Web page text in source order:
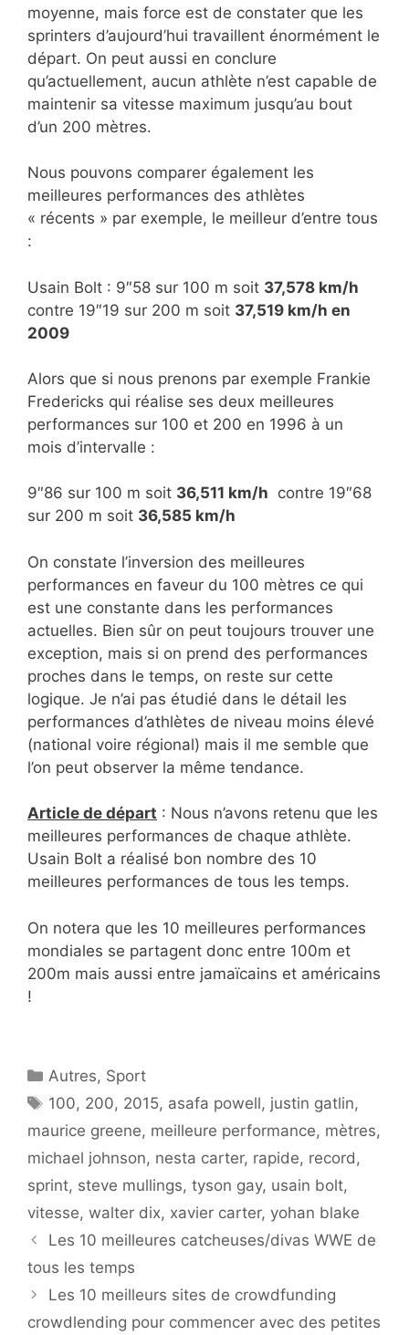
moyenne, mais force est de constater que les
sprinters d’aujourd’hui travaillent énormément le
départ. On peut aussi en conclure
qu’actuellement, aucun athlète n’est capable de
maintenir sa vitesse maximum jusqu’au bout
d’un 200 mètres.
Nous pouvons comparer également les
meilleures performances des athlètes
« récents » par exemple, le meilleur d’entre tous
:
Usain Bolt : 9″58 sur 100 m soit 37,578 km/h
contre 19″19 sur 200 m soit 37,519 km/h en
2009
Alors que si nous prenons par exemple Frankie
Fredericks qui réalise ses deux meilleures
performances sur 100 et 200 en 1996 à un
mois d’intervalle :
9″86 sur 100 m soit 36,511 km/h contre 19″68
sur 200 m soit 36,585 km/h
On constate l’inversion des meilleures
performances en faveur du 100 mètres ce qui
est une constante dans les performances
actuelles. Bien sûr on peut toujours trouver une
exception, mais si on prend des performances
proches dans le temps, on reste sur cette
logique. Je n’ai pas étudié dans le détail les
performances d’athlètes de niveau moins élevé
(national voire régional) mais il me semble que
l’on peut observer la même tendance.
Article de départ : Nous n’avons retenu que les
meilleures performances de chaque athlète.
Usain Bolt a réalisé bon nombre des 10
meilleures performances de tous les temps.
On notera que les 10 meilleures performances
mondiales se partagent donc entre 100m et
200m mais aussi entre jamaïcains et américains
!
Catégories
Autres, Sport
Étiquettes
100, 200, 2015, asafa powell, justin gatlin,
maurice greene, meilleure performance, mètres,
michael johnson, nesta carter, rapide, record,
sprint, steve mullings, tyson gay, usain bolt,
vitesse, walter dix, xavier carter, yohan blake
Les 10 meilleures catcheuses/divas WWE de
tous les temps
Les 10 meilleurs sites de crowdfunding
crowdlending pour commencer avec des petites